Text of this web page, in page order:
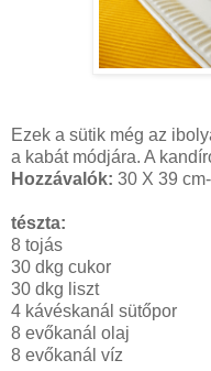
Ezek a sütik még az
a kabát módjára. A
Hozzávalók: 30 X 39
tészta:
8 tojás
30 dkg cukor
30 dkg liszt
4 kávéskanál sütőpor
8 evőkanál olaj
8 evőkanál víz